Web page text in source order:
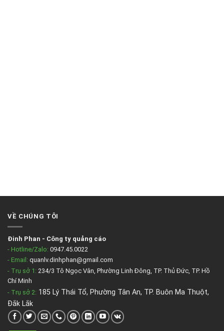
VỀ CHÚNG TÔI
Đinh Phan - Công ty quảng cáo
- Hotline/Zalo: 0947.45.0022
- Email: quanlv.dinhphan@gmail.com
- Trụ sở 1: 234/3 Tô Ngọc Vân, Phường Linh Đông, TP. Thủ Đức, TP. Hồ
Chí Minh
- Trụ sở 2: 185 Lý Thái Tổ, Phường Tân An, TP. Buôn Ma Thuột,
Đắk Lắk